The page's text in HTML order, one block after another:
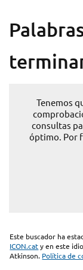
Tenemos
consultas
óptimo. Por
Este buscador ha
ICON.caty en este
Atkinson. Política de